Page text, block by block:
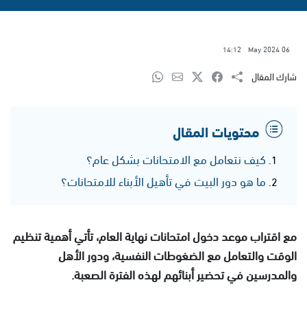
06 May 2024
14:12
شارك المقال
محتويات المقال
كيف نتعامل مع الامتحانات بشكل عام؟
ما هو دور البيت في تأهيل الأبناء للامتحانات؟
مع اقتراب موعد دخول امتحانات نهاية العام، تأتي أهمية تنظيم
الوقت والتعامل مع الضغوطات النفسية، ودور الأهل
والمدرسين في تحضير أبنائهم لهذه الفترة الصعبة.